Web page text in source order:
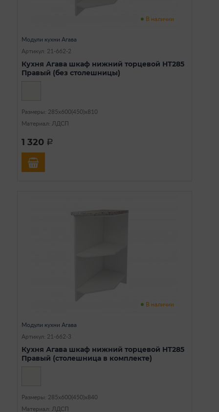
В наличии
Модули кухни Агава
Артикул: 21-662-2
Кухня Агава шкаф нижний торцевой НТ285
Правый (без столешницы)
Размеры: 285х600(450)х810
Материал: ЛДСП
1 320 a
В наличии
Модули кухни Агава
Артикул: 21-662-3
Кухня Агава шкаф нижний торцевой НТ285
Правый (столешница в комплекте)
Размеры: 285х600(450)х840
Материал: ЛДСП